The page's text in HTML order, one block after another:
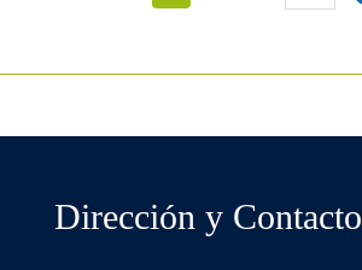
Dirección y Contacto